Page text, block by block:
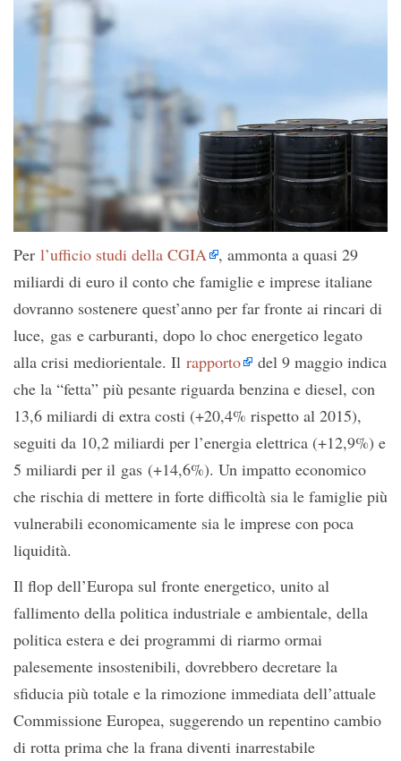
Per l’ufficio studi della CGIA
, ammonta a quasi 29
miliardi di euro il conto che famiglie e imprese italiane
dovranno sostenere quest’anno per far fronte ai rincari di
luce, gas e carburanti, dopo lo choc energetico legato
alla crisi mediorientale. Il rapporto
del 9 maggio indica
che la “fetta” più pesante riguarda benzina e diesel, con
13,6 miliardi di extra costi (+20,4% rispetto al 2015),
seguiti da 10,2 miliardi per l’energia elettrica (+12,9%) e
5 miliardi per il gas (+14,6%). Un impatto economico
che rischia di mettere in forte difficoltà sia le famiglie più
vulnerabili economicamente sia le imprese con poca
liquidità.
Il flop dell’Europa sul fronte energetico, unito al
fallimento della politica industriale e ambientale, della
politica estera e dei programmi di riarmo ormai
palesemente insostenibili, dovrebbero decretare la
sfiducia più totale e la rimozione immediata dell’attuale
Commissione Europea, suggerendo un repentino cambio
di rotta prima che la frana diventi inarrestabile